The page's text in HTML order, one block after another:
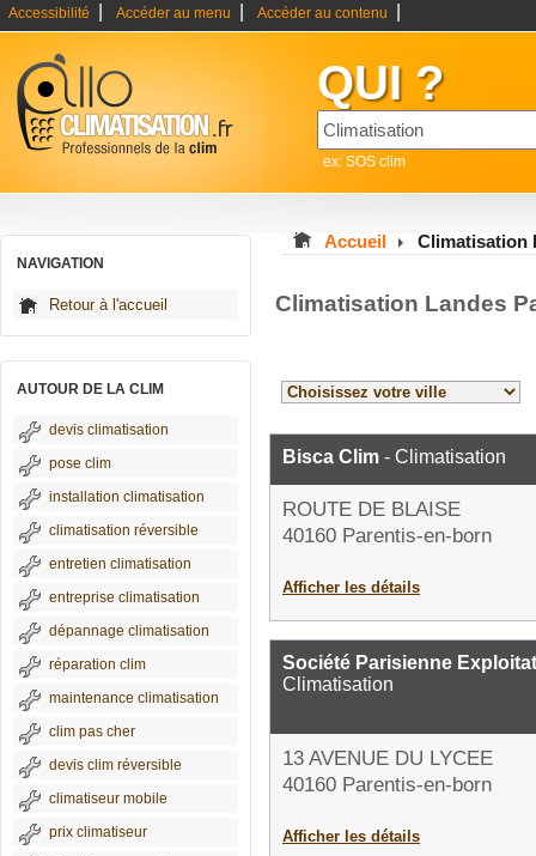
Accessibilité Accéder au menu Accéder au contenu
QUI ?
ex: SOS clim
NAVIGATION
Retour à l'accueil
AUTOUR DE LA CLIM
devis climatisation
pose clim
installation climatisation
climatisation réversible
entretien climatisation
entreprise climatisation
dépannage climatisation
réparation clim
maintenance climatisation
clim pas cher
devis clim réversible
climatiseur mobile
prix climatiseur
Accueil Climatisation
Climatisation Landes
Bisca Clim - Climatisation
ROUTE DE BLAISE
40160 Parentis-en-born
Afficher les détails
Société Parisienne
Climatisation
13 AVENUE DU LYCEE
40160 Parentis-en-born
Afficher les détails